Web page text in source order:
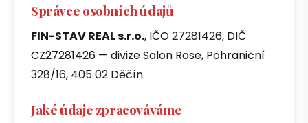
Správce osobních údajů
FIN-STAV REAL s.r.o., IČO 27281426, DIČ
CZ27281426 — divize Salon Rose, Pohraniční
328/16, 405 02 Děčín.
Jaké údaje zpracováváme